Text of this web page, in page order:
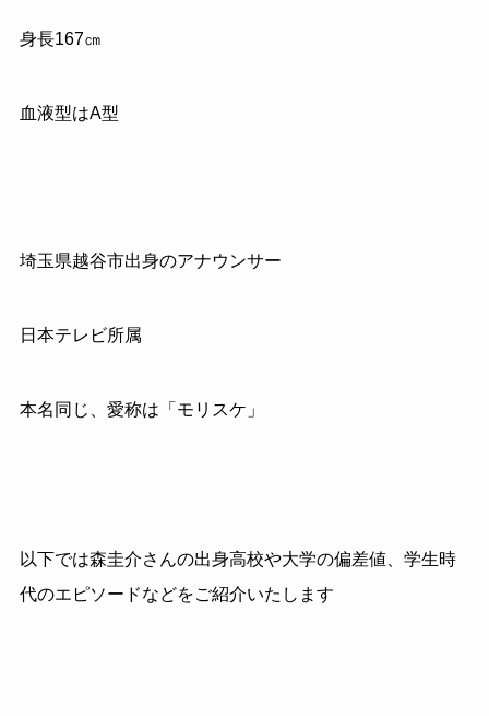
身長167㎝
血液型はA型
埼玉県越谷市出身のアナウンサー
日本テレビ所属
本名同じ、愛称は「モリスケ」
以下では森圭介さんの出身高校や大学の偏差値、学生時
代のエピソードなどをご紹介いたします